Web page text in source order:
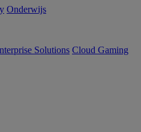
Onderwijs
Solutions Cloud Gaming